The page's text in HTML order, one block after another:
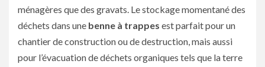
ménagères que des gravats. Le stockage momentané des
déchets dans une benne à trappes est parfait pour un
chantier de construction ou de destruction, mais aussi
pour l’évacuation de déchets organiques tels que la terre